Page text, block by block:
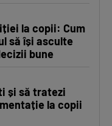
la copii: Cum
să își asculte
bune
și să tratezi
la copii